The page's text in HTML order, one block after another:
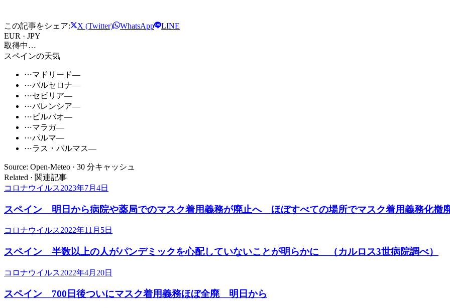
この記事をシェア: X (Twitter) WhatsApp
LINE
EUR · JPY
取得中…
スペインの天気
⋯マドリード—
⋯バルセロナ—
⋯セビリア—
⋯バレンシア—
⋯ ビルバオ—
⋯マラガ—
⋯パルマ—
⋯ラス・パルマス—
Source: Open-Meteo · 30 分キャッシュ
Related · 関連記事
コロナウイルス2023年7月4日
スペイン 明日から病院や薬局でのマスク着用義務が廃止へ ほぼすべての場所でマスク着用義務化撤
コロナウイルス2022年11月5日
スペイン 半数以上の人がパンデミックを心配していないことが明らかに （カルロス3世病院調べ）
コロナウイルス2022年4月20日
スペイン 700日後ついにマスク着用義務ほぼ全廃 明日から